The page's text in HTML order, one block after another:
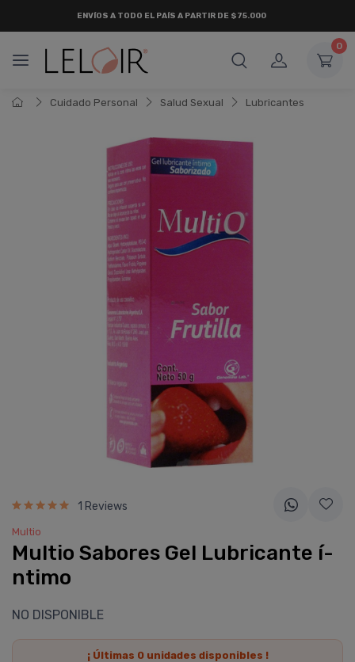
0
Cuidado Personal Salud Sexual Lubricantes
1 Reviews
Multio
Multio Sabores Gel Lubricante í­
ntimo
NO DISPONIBLE
¡ Últimas 0unidades disponibles !